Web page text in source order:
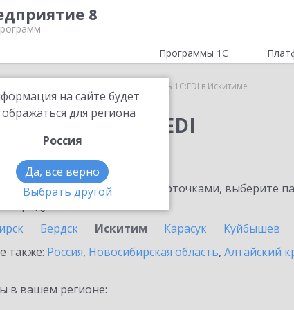
8
на сайте будет
для региона
Россия
Да, все верно
Выбрать другой
Программы 1С
Модуль 1C:EDI в Искитиме
Модуль 1C:EDI
с информационными карточками, выберите
продукта.
Бердск Искитим Карасук
Куйбышев
также: Россия, Новосибирская область, Алтайский
в вашем регионе: